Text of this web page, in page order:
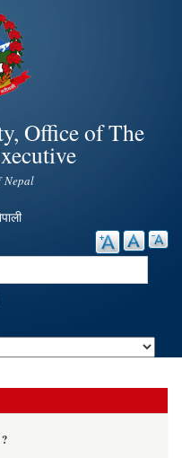
Office of The
Nepal